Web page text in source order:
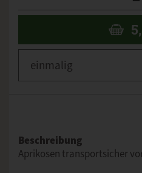
Beschreibung
Aprikosen transportsicher